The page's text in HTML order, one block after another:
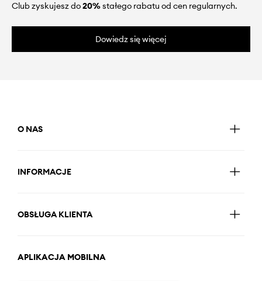
Club zyskujesz do20%stałego rabatu od cen regularnych.
Dowiedz się więcej
O NAS
INFORMACJE
OBSŁUGA KLIENTA
APLIKACJA MOBILNA